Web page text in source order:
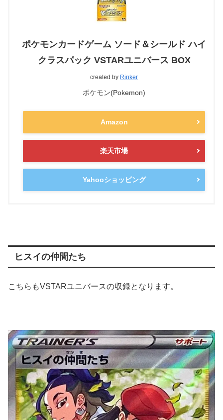
ポケモンカードゲーム ソード＆シールド ハイ
クラスパック VSTARユニバース BOX
created by Rinker
ポケモン(Pokemon)
Amazon
楽天市場
Yahooショッピング
ヒスイの仲間たち
こちらもVSTARユニバースの収録となります。